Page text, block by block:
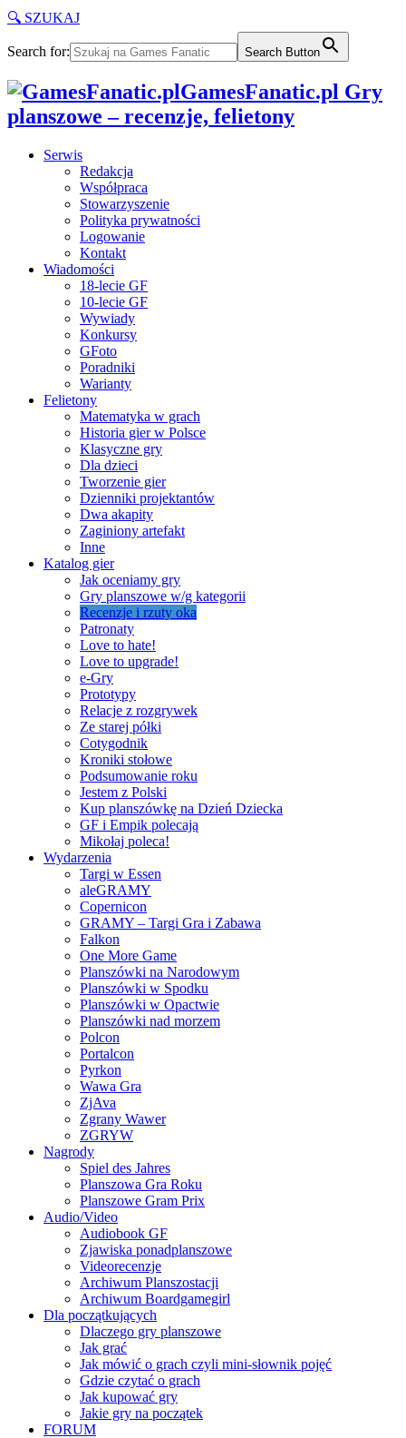
🔍 SZUKAJ
Search for: Search Button
GamesFanatic.pl Gry
planszowe – recenzje, felietony
Serwis
Redakcja
Współpraca
Stowarzyszenie
Polityka prywatności
Logowanie
Kontakt
Wiadomości
18-lecie GF
10-lecie GF
Wywiady
Konkursy
GFoto
Poradniki
Warianty
Felietony
Matematyka w grach
Historia gier w Polsce
Klasyczne gry
Dla dzieci
Tworzenie gier
Dzienniki projektantów
Dwa akapity
Zaginiony artefakt
Inne
Katalog gier
Jak oceniamy gry
Gry planszowe w/g kategorii
Recenzje i rzuty oka
Patronaty
Love to hate!
Love to upgrade!
e-Gry
Prototypy
Relacje z rozgrywek
Ze starej półki
Cotygodnik
Kroniki stołowe
Podsumowanie roku
Jestem z Polski
Kup planszówkę na Dzień Dziecka
GF i Empik polecają
Mikołaj poleca!
Wydarzenia
Targi w Essen
aleGRAMY
Copernicon
GRAMY – Targi Gra i Zabawa
Falkon
One More Game
Planszówki na Narodowym
Planszówki w Spodku
Planszówki w Opactwie
Planszówki nad morzem
Polcon
Portalcon
Pyrkon
Wawa Gra
ZjAva
Zgrany Wawer
ZGRYW
Nagrody
Spiel des Jahres
Planszowa Gra Roku
Planszowe Gram Prix
Audio/Video
Audiobook GF
Zjawiska ponadplanszowe
Videorecenzje
Archiwum Planszostacji
Archiwum Boardgamegirl
Dla początkujących
Dlaczego gry planszowe
Jak grać
Jak mówić o grach czyli mini-słownik pojęć
Gdzie czytać o grach
Jak kupować gry
Jakie gry na początek
FORUM